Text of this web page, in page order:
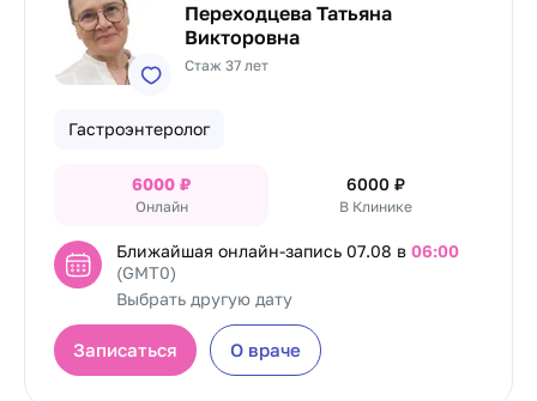
Переходцева Татьяна
Викторовна
Стаж 37 лет
Гастроэнтеролог
6000 ₽
Онлайн
6000 ₽
В Клинике
Ближайшая онлайн-запись 07.08 в 06:00
(GMT0)
Выбрать другую дату
Записаться О враче